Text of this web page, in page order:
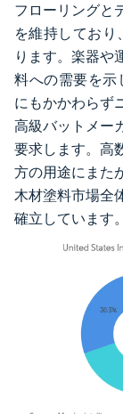
フローリングと
を維持しており
ります。楽器や
料への需要を示
にもかかわらず
高級バットメー
要求します。高
方の用途にまた
木材塗料市場全
確立しています。